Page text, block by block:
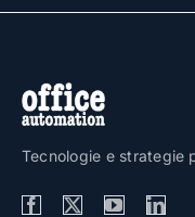
Tecnologie e strategie